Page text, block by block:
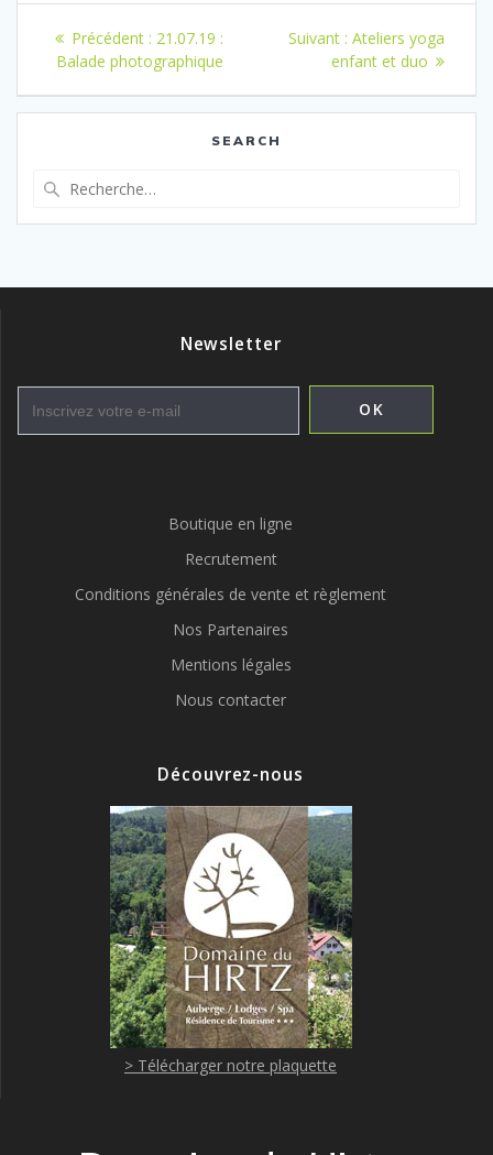
Navigation
de
l’article
Précédent : Article
précédent
21.07.19 :
Balade photographique
Suivant : Article
suivant
Ateliers yoga
enfant et duo
SEARCH
:
Newsletter
Boutique en ligne
Recrutement
Conditions générales de vente et règlement
Nos Partenaires
Mentions légales
Nous contacter
Découvrez-nous
> Télécharger notre plaquette